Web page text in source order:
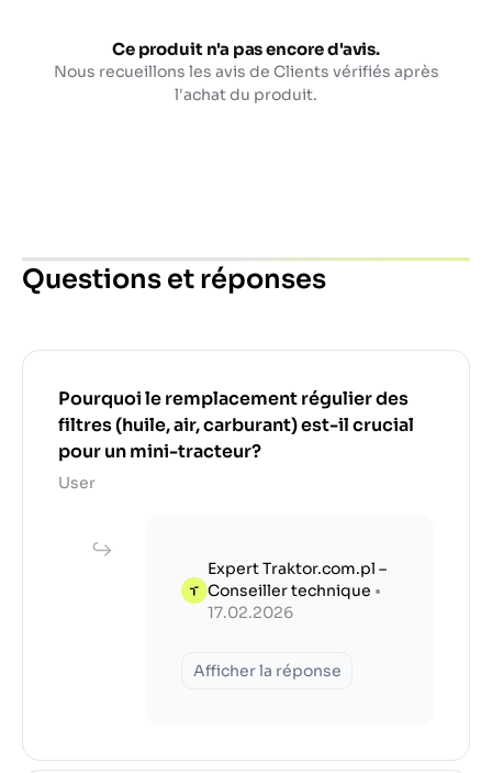
Ce produit n'a pas encore d'avis.
Nous recueillons les avis de Clients vérifiés après
l'achat du produit.
Questions et réponses
Pourquoi le remplacement régulier des
filtres (huile, air, carburant) est-il crucial
pour un mini-tracteur?
User
Expert Traktor.com.pl –
Conseiller technique •
17.02.2026
Afficher la réponse